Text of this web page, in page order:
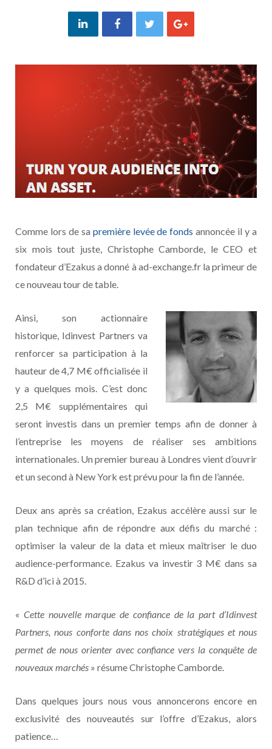
Comme lors de sa première levée de fonds annoncée il y a
six mois tout juste, Christophe Camborde, le CEO et
fondateur d’Ezakus a donné à ad-exchange.fr la primeur de
ce nouveau tour de table.
Ainsi, son actionnaire
historique, Idinvest Partners va
renforcer sa participation à la
hauteur de 4,7 M€ officialisée il
y a quelques mois. C’est donc
2,5 M€ supplémentaires qui
seront investis dans un premier temps afin de donner à
l’entreprise les moyens de réaliser ses ambitions
internationales. Un premier bureau à Londres vient d’ouvrir
et un second à New York est prévu pour la fin de l’année.
Deux ans après sa création, Ezakus accélère aussi sur le
plan technique afin de répondre aux défis du marché :
optimiser la valeur de la data et mieux maîtriser le duo
audience-performance. Ezakus va investir 3 M€ dans sa
R&D d’ici à 2015.
« Cette nouvelle marque de confiance de la part d’Idinvest
Partners, nous conforte dans nos choix stratégiques et nous
permet de nous orienter avec confiance vers la conquête de
nouveaux marchés » résume Christophe Camborde.
Dans quelques jours nous vous annoncerons encore en
exclusivité des nouveautés sur l’offre d’Ezakus, alors
patience…